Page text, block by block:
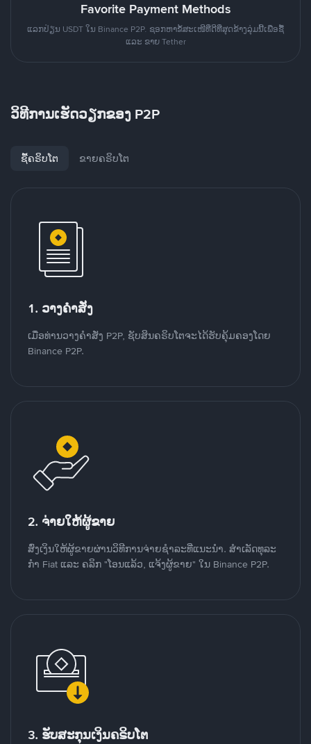
Favorite Payment Methods
ແລກປ່ຽນ USDT ໃນ Binance P2P. ຊອກຫາຂໍ້ສະເໜີທີ່ດີທີ່ສຸດຂ້າງລຸ່ມນີ້ເພື່ອຊື້
ແລະ ຂາຍ Tether
ວິທີການເຮັດວຽກຂອງ P2P
ຊື້ຄຣິບໂຕ ຂາຍຄຣິບໂຕ
1. ວາງຄໍາສັ່ງ
ເມື່ອທ່ານວາງຄໍາສັ່ງ P2P, ຊັບສິນຄຣິບໂຕຈະໄດ້ຮັບຄຸ້ມຄອງໂດຍ
Binance P2P.
2. ຈ່າຍໃຫ້ຜູ້ຂາຍ
ສົ່ງເງິນໃຫ້ຜູ້ຂາຍຜ່ານວິທີການຈ່າຍຊຳລະທີ່ແນະນໍາ. ສໍາເລັດທຸລະ
ກໍາ Fiat ແລະ ຄລິກ "ໂອນແລ້ວ, ແຈ້ງຜູ້ຂາຍ" ໃນ Binance P2P.
3. ຮັບສະກຸນເງິນຄຣິບໂຕ